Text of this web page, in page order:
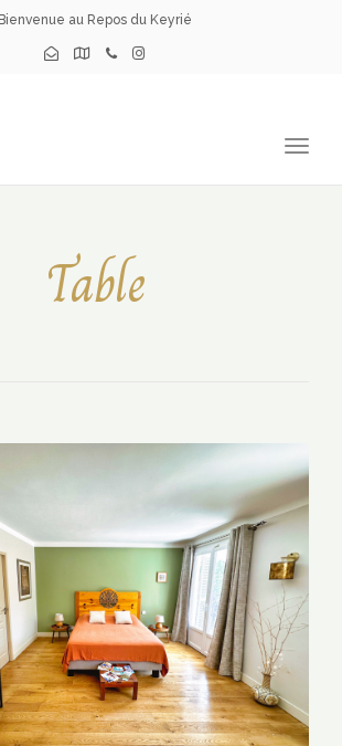
Bienvenue au Repos du Keyrié
Table